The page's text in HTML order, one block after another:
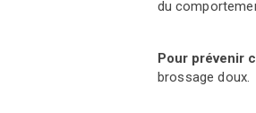
du
Pour prévenir
brossage doux.